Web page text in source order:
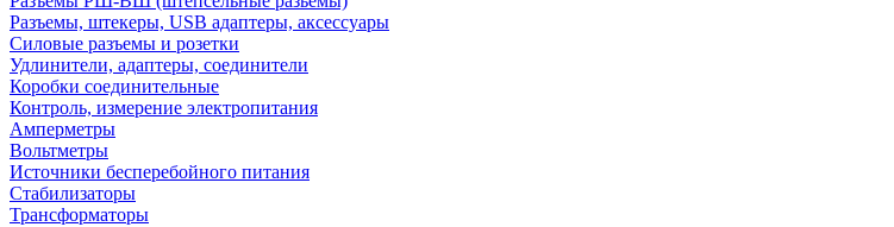
Разъемы, штекеры, USB адаптеры, аксессуары
Силовые разъемы и розетки
Удлинители, адаптеры, соединители
Коробки соединительные
Контроль, измерение электропитания
Амперметры
Вольтметры
Источники бесперебойного питания
Стабилизаторы
Трансформаторы